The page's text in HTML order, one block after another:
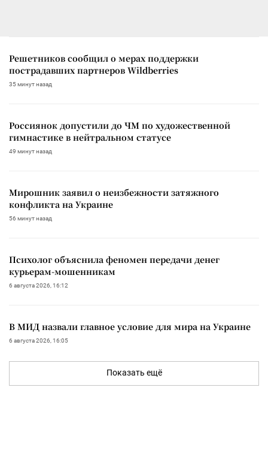
Решетников сообщил о мерах поддержки
пострадавших партнеров Wildberries
35 минут назад
Россиянок допустили до ЧМ по художественной
гимнастике в нейтральном статусе
49 минут назад
Мирошник заявил о неизбежности затяжного
конфликта на Украине
56 минут назад
Психолог объяснила феномен передачи денег
курьерам-мошенникам
6 августа 2026, 16:12
В МИД назвали главное условие для мира на Украине
6 августа 2026, 16:05
Показать ещё